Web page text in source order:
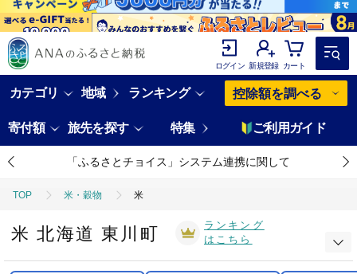
ログイン 新規登録 カート
カテゴリ 地域 ランキング 控除額を調べる
寄付額 旅先を探す 特集 ご利用ガイド
「ふるさとチョイス」システム連携に関して
TOP 米・穀物 米
米 北海道 東川町
ランキング
はこちら